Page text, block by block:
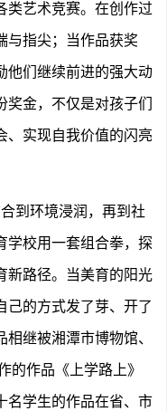
类艺术竞赛。在创作过
与指尖；当作品获奖
他们继续前进的强大动
金，不仅是对孩子们
、实现自我价值的闪亮
到环境浸润，再到社
学校用一套组合拳，探
新路径。当美育的阳光
己的方式发了芽、开了
继被湘潭市博物馆、
的作品《上学路上》
名学生的作品在省、市